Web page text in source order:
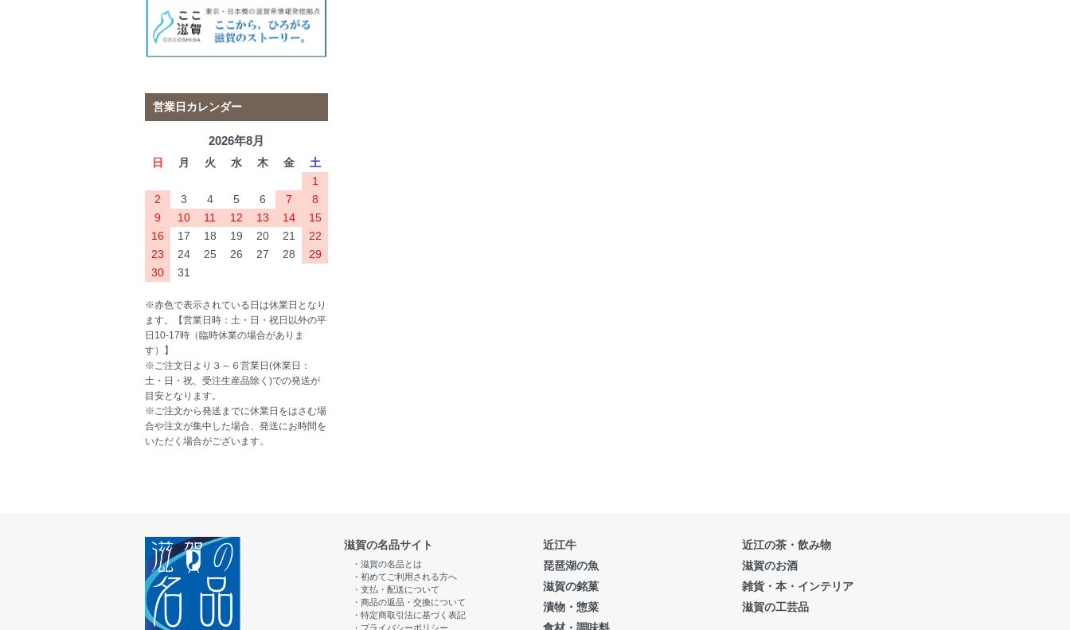
営業日カレンダー
2026年8月
日 月 火 水 木 金
土
1
2
3 4 5 6 7
8
9
10 11 12 13 14
15
16
17 18 19 20 21
22
23
24 25 26 27 28
29
30
31
※赤色で表示されている日は休業日となり
ます。【営業日時：土・日・祝日以外の平
日10-17時（臨時休業の場合がありま
す）】
※ご注文日より３～６営業日(休業日：
土・日・祝、受注生産品除く)での発送が
目安となります。
※ご注文から発送までに休業日をはさむ場
合や注文が集中した場合、発送にお時間を
いただく場合がございます。
滋賀の名品サイト
・滋賀の名品とは
・初めてご利用される方へ
・支払・配送について
・商品の返品・交換について
・特定商取引法に基づく表記
・プライバシーポリシー
近江牛
琵琶湖の魚
滋賀の銘菓
漬物・惣菜
食材・調味料
近江の茶・飲み物
滋賀のお酒
雑貨・本・インテリア
滋賀の工芸品